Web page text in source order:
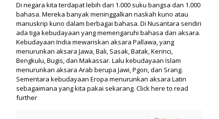
Di negara kita terdapat lebih dari 1.000 suku bangsa dan 1.000
bahasa. Mereka banyak meninggalkan naskah kuno atau
manuskrip kuno dalam berbagai bahasa. Di Nusantara sendiri
ada tiga kebudayaan yang memengaruhi bahasa dan aksara.
Kebudayaan India mewariskan aksara Pallawa, yang
menurunkan aksara Jawa, Bali, Sasak, Batak, Kerinci,
Bengkulu, Bugis, dan Makassar. Lalu kebudayaan Islam
menurunkan aksara Arab berupa Jawi, Pgon, dan Srang.
Sementara kebudayaan Eropa menurunkan aksara Latin
sebagaimana yang kita pakai sekarang. Click here to read
further